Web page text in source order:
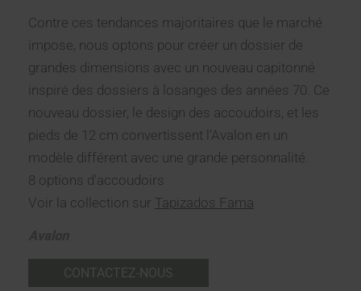
Contre ces tendances majoritaires que le marché
impose, nous optons pour créer un dossier de
grandes dimensions avec un nouveau capitonné
inspiré des dossiers à losanges des années 70. Ce
nouveau dossier, le design des accoudoirs, et les
pieds de 12 cm convertissent l’Avalon en un
modèle différent avec une grande personnalité.
8 options d'accoudoirs
Voir la collection sur Tapizados Fama
CONTACTEZ-NOUS